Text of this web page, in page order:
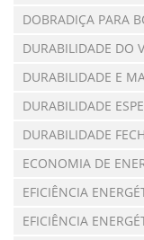
DOBRADIÇA PARA
DURABILIDADE DO
DURABILIDADE E
DURABILIDADE
DURABILIDADE
ECONOMIA DE
EFICIÊNCIA
EFICIÊNCIA